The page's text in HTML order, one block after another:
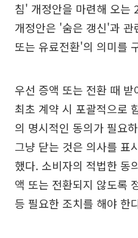
침' 개정안을 마련해 오는
개정안은 '숨은 갱신'과
또는 유료전환'의 의미를
우선 증액 또는 전환 때
최초 계약 시 포괄적으로
의 명시적인 동의가 필요
그냥 닫는 것은 의사를 표
했다. 소비자의 적법한 동
액 또는 전환되지 않도록
등 필요한 조치를 해야 한